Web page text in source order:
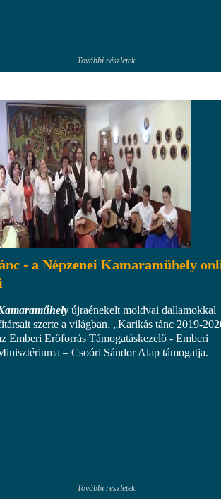
További részletek
- a Népzenei Kamaraműhely
újraénekelt moldvai dallamokkal
szerte a világban. „Karikás tánc 2019-
Emberi Erőforrás Támogatáskezelő - Emberi
– Csoóri Sándor Alap támogatja.
További részletek